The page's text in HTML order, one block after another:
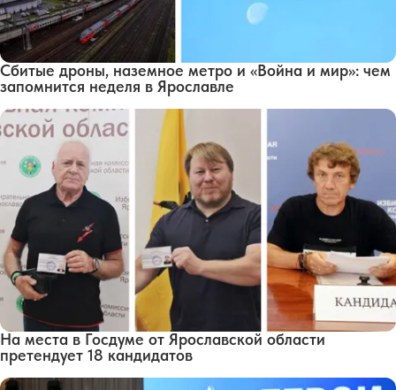
Сбитые дроны, наземное метро и «Война и мир»: чем
запомнится неделя в Ярославле
На места в Госдуме от Ярославской области
претендует 18 кандидатов